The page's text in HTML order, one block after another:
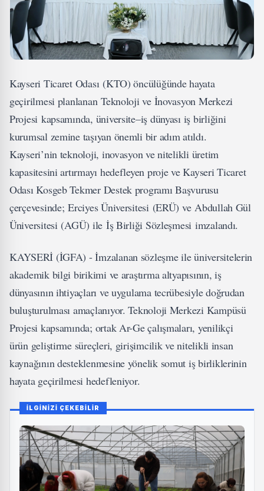
Kayseri Ticaret Odası (KTO) öncülüğünde hayata
geçirilmesi planlanan Teknoloji ve İnovasyon Merkezi
Projesi kapsamında, üniversite–iş dünyası iş birliğini
kurumsal zemine taşıyan önemli bir adım atıldı.
Kayseri’nin teknoloji, inovasyon ve nitelikli üretim
kapasitesini artırmayı hedefleyen proje ve Kayseri Ticaret
Odası Kosgeb Tekmer Destek programı Başvurusu
çerçevesinde; Erciyes Üniversitesi (ERÜ) ve Abdullah Gül
Üniversitesi (AGÜ) ile İş Birliği Sözleşmesi imzalandı.
KAYSERİ (İGFA) - İmzalanan sözleşme ile üniversitelerin
akademik bilgi birikimi ve araştırma altyapısının, iş
dünyasının ihtiyaçları ve uygulama tecrübesiyle doğrudan
buluşturulması amaçlanıyor. Teknoloji Merkezi Kampüsü
Projesi kapsamında; ortak Ar-Ge çalışmaları, yenilikçi
ürün geliştirme süreçleri, girişimcilik ve nitelikli insan
kaynağının desteklenmesine yönelik somut iş birliklerinin
hayata geçirilmesi hedefleniyor.
İLGİNİZİ ÇEKEBİLİR